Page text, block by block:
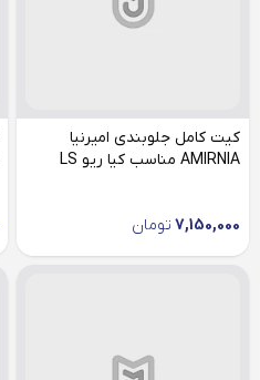
کیت کامل جلوبندی امیرنیا
AMIRNIA مناسب کیا ریو LS
7,150,000 تومان